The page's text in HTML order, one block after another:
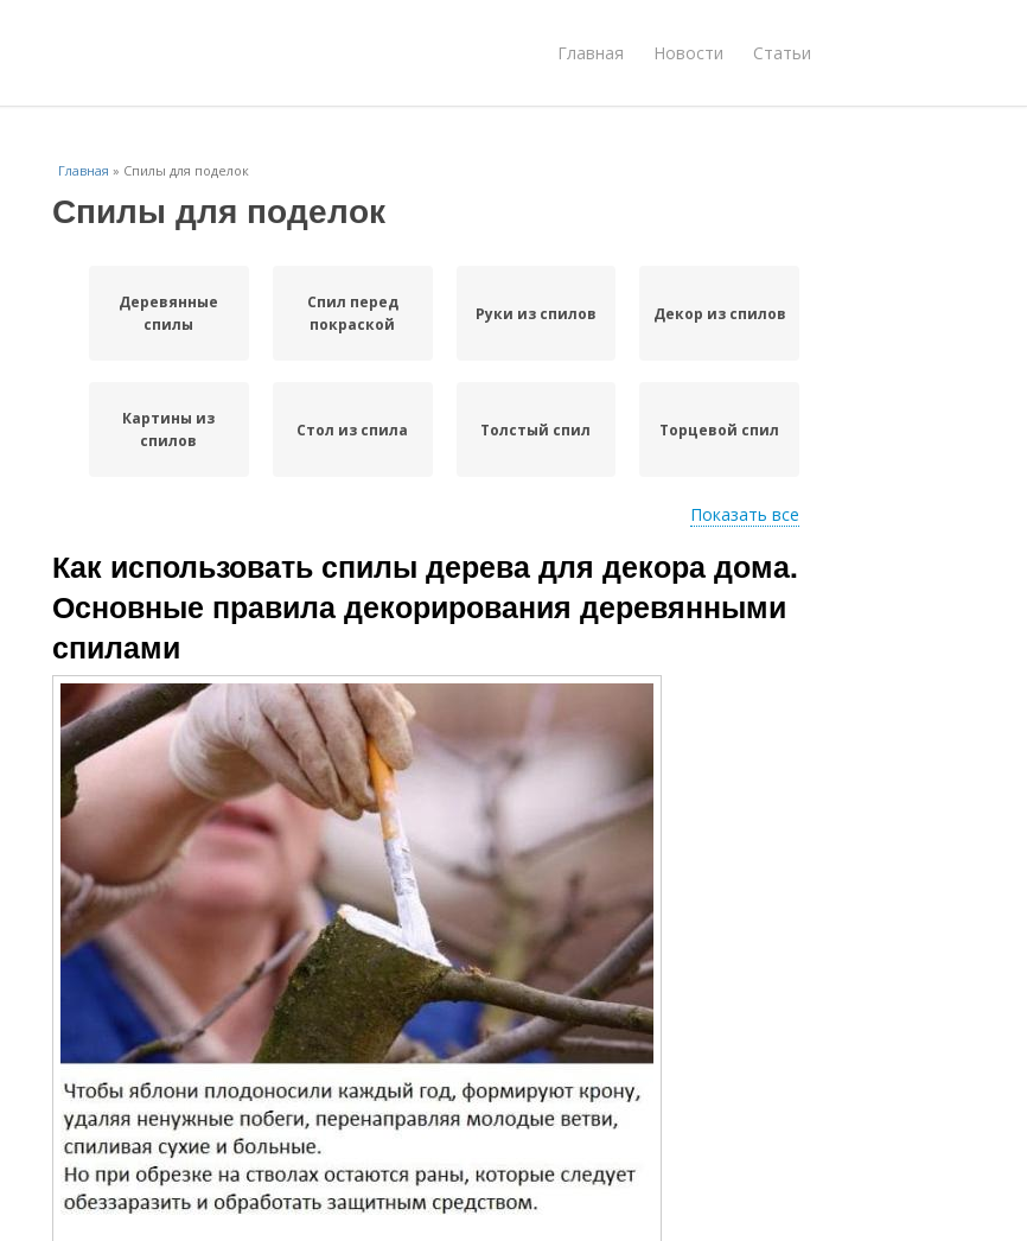
Главная Новости Статьи
Главная » Спилы для поделок
Спилы для поделок
Деревянные
спилы
Спил перед
покраской
Руки из спилов Декор из спилов
Картины из
спилов
Стол из спила Толстый спил Торцевой спил
спилов
Работы с
спилами
Дорожка из
спилов
Показать все
Как использовать спилы дерева для декора дома.
Основные правила декорирования деревянными
спилами